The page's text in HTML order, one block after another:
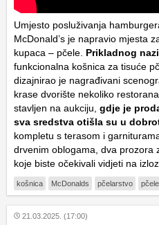
Umjesto posluživanja
McDonald’s je napravio mjesta
kupaca – pčele. Prikladnog
funkcionalna košnica za tisuće
dizajnirao je nagrađivani
krase dvorište nekoliko
stavljen na aukciju, gdje je
sva sredstva otišla su u
kompletu s terasom i
drvenim oblogama, dva prozora
koje biste očekivali vidjeti na
košnica McDonalds pčelarstvo pčele
21.03.2025. (17:00)